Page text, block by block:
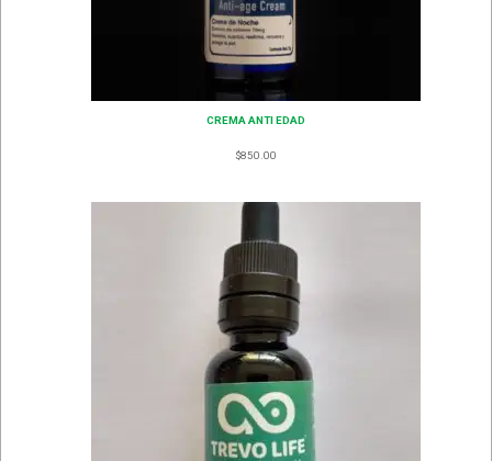
CREMA ANTI EDAD
$850.00